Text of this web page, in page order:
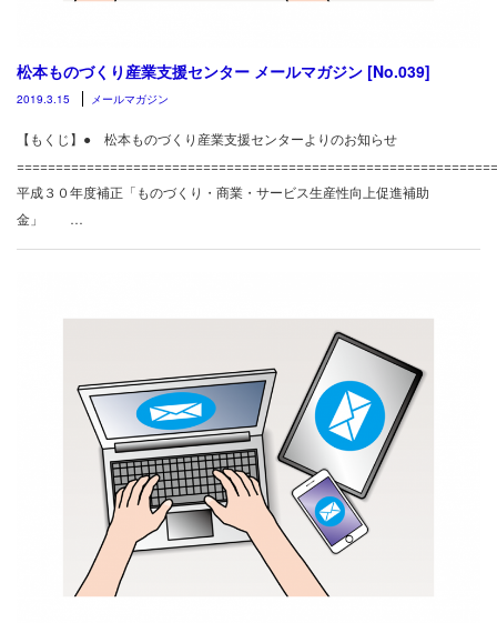
松本ものづくり産業支援センター メールマガジン [No.039]
2019.3.15 メールマガジン
【もくじ】● 松本ものづくり産業支援センターよりのお知らせ
平成３０年度補正「ものづくり・商業・サービス生産性向上促進補助
金」 …